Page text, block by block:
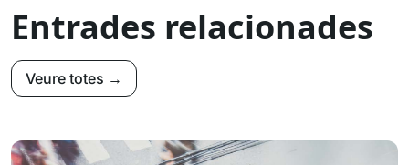
Entrades relacionades
Veure totes →